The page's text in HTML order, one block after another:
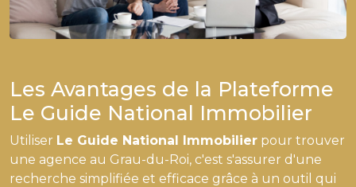
Les Avantages de la Plateforme
Le Guide National Immobilier
Utiliser Le Guide National Immobilier pour trouver
une agence au Grau-du-Roi, c'est s'assurer d'une
recherche simplifiée et efficace grâce à un outil qui